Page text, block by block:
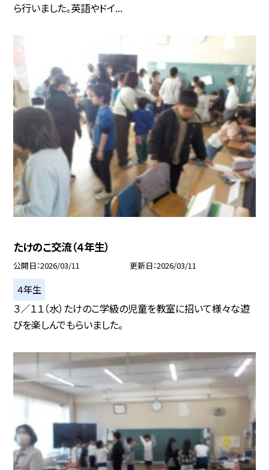
ら行いました。英語やドイ...
たけのこ交流（４年生）
公開日 2026/03/11 更新日 2026/03/11
４年生
３／１１（水）たけのこ学級の児童を教室に招いて様々な遊
びを楽しんでもらいました。